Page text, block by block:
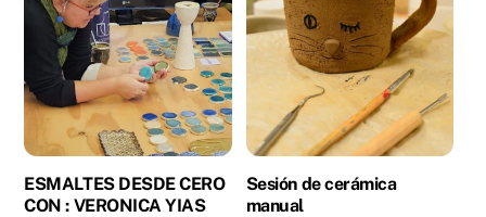
ESMALTES DESDE CERO
CON : VERONICA YIAS
Sesión de cerámica
manual